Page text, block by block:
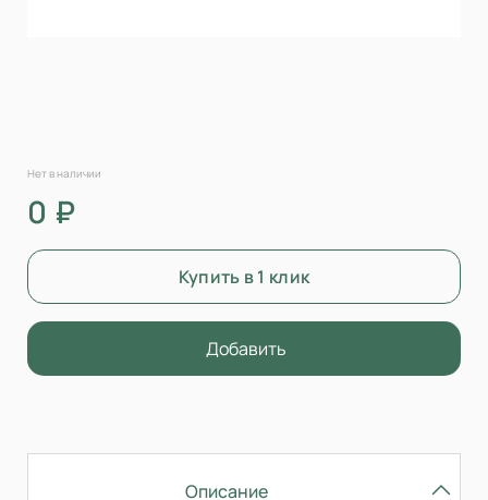
Нет в наличии
0 ₽
Купить в 1 клик
Добавить
Описание